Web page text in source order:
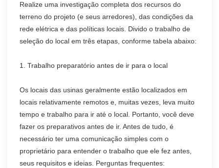
Realize uma investigação completa dos recursos do
terreno do projeto (e seus arredores), das condições da
rede elétrica e das políticas locais. Divido o trabalho de
seleção do local em três etapas, conforme tabela abaixo:
1. Trabalho preparatório antes de ir para o local
Os locais das usinas geralmente estão localizados em
locais relativamente remotos e, muitas vezes, leva muito
tempo e trabalho para ir até o local. Portanto, você deve
fazer os preparativos antes de ir. Antes de tudo, é
necessário ter uma comunicação simples com o
proprietário para entender o trabalho que ele fez antes,
seus requisitos e ideias. Perguntas frequentes: